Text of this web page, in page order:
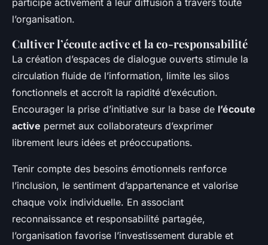
l’organisation.
Cultiver l’écoute active et la co-responsabilité
La création d’espaces de dialogue ouverts stimule la
circulation fluide de l’information, limite les silos
fonctionnels et accroît la rapidité d’exécution.
Encourager la prise d’initiative sur la base de l’écoute
active permet aux collaborateurs d’exprimer
librement leurs idées et préoccupations.
Tenir compte des besoins émotionnels renforce
l’inclusion, le sentiment d’appartenance et valorise
chaque voix individuelle. En associant
reconnaissance et responsabilité partagée,
l’organisation favorise l’investissement durable et